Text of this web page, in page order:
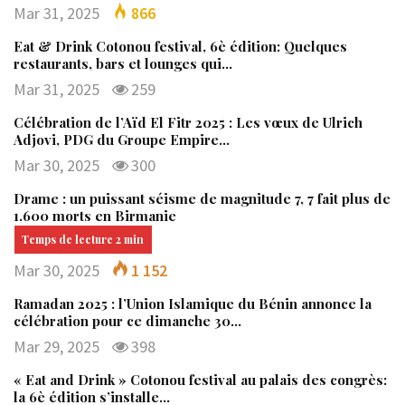
Mar 31, 2025 866
Eat & Drink Cotonou festival, 6è édition: Quelques
restaurants, bars et lounges qui…
Mar 31, 2025 259
Célébration de l’Aïd El Fitr 2025 : Les vœux de Ulrich
Adjovi, PDG du Groupe Empire…
Mar 30, 2025 300
Drame : un puissant séisme de magnitude 7, 7 fait plus de
1.600 morts en Birmanie
Mar 30, 2025 1 152
Ramadan 2025 : l’Union Islamique du Bénin annonce la
célébration pour ce dimanche 30…
Mar 29, 2025 398
« Eat and Drink » Cotonou festival au palais des congrès:
la 6è édition s’installe…